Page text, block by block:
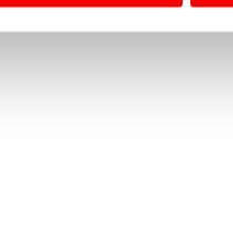
para melhorar a sua
redes sociais, bem como
informação,
UE e em países terceiros.
as transferências
tal se afigure